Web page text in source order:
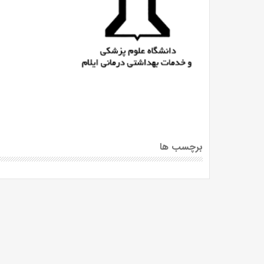
برچسب ها